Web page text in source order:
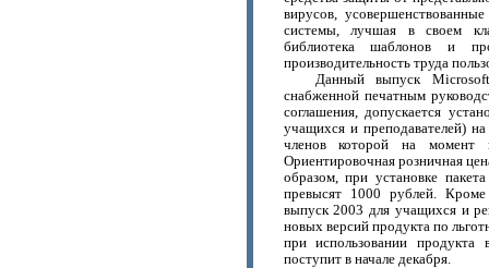
вирусов,
системы, лучшая в своем
библиотека шаблонов и
производительность труда
Данный выпуск
снабженной печатным
соглашения, допускается
учащихся и преподавателей)
членов которой на момент
Ориентировочная розничная
образом, при установке
превысят 1000 рублей.
выпуск 2003 для учащихся и
новых версий продукта по
при использовании
поступит в начале декабря.